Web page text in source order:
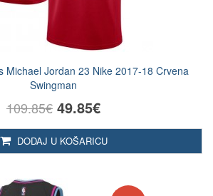
Michael Jordan 23 Nike 2017-18 Crvena
Swingman
109.85€ 49.85€
DODAJ U KOŠARICU